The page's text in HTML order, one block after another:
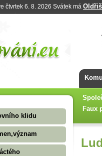
čtvrtek 6. 8. 2026 Svátek má
Faux
klidu